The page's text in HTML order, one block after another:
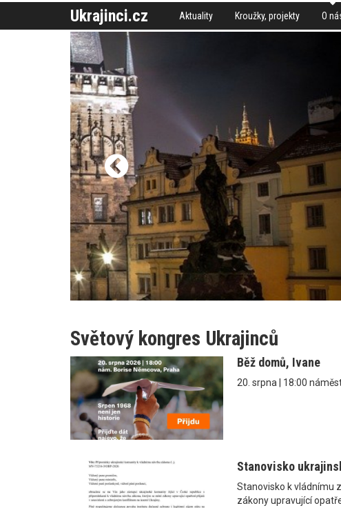
Ukrajinci.cz Aktuality Kroužky, projekty O
Světový kongres Ukrajinců
Běž domů, Ivane
20. srpna | 18:00
Stanovisko
Stanovisko k vládnímu
zákony upravující